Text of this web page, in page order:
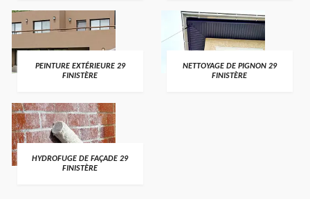
PEINTURE EXTÉRIEURE 29
FINISTÈRE
NETTOYAGE DE PIGNON 29
FINISTÈRE
HYDROFUGE DE FAÇADE 29
FINISTÈRE